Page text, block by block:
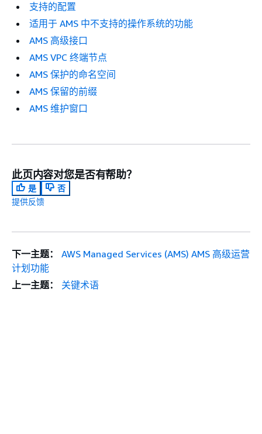
支持的配置
适用于 AMS 中不支持的操作系统的功能
AMS 高级接口
AMS VPC 终端节点
AMS 保护的命名空间
AMS 保留的前缀
AMS 维护窗口
此页内容对您是否有帮助？
是
否
提供反馈
下一主题：
AWS Managed Services (AMS) AMS 高级运营
计划功能
上一主题：
关键术语